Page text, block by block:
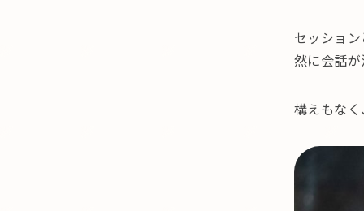
セッショ
然に会話
構えもな